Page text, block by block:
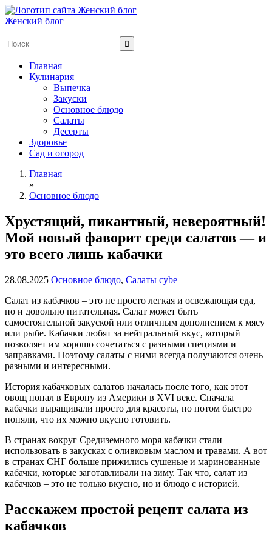
Женский блог
Главная
Кулинария
Выпечка
Закуски
Основное блюдо
Салаты
Десерты
Здоровье
Сад и огород
Главная
»
Основное блюдо
Хрустящий, пикантный, невероятный!
Мой новый фаворит среди салатов — и
это всего лишь кабачки
28.08.2025 Основное блюдо, Салаты cybe
Салат из кабачков – это не просто легкая и освежающая еда,
но и довольно питательная. Салат может быть
самостоятельной закуской или отличным дополнением к мясу
или рыбе. Кабачки любят за нейтральный вкус, который
позволяет им хорошо сочетаться с разными специями и
заправками. Поэтому салаты с ними всегда получаются очень
разными и интересными.
История кабачковых салатов началась после того, как этот
овощ попал в Европу из Америки в XVI веке. Сначала
кабачки выращивали просто для красоты, но потом быстро
поняли, что их можно вкусно готовить.
В странах вокруг Средиземного моря кабачки стали
использовать в закусках с оливковым маслом и травами. А вот
в странах СНГ больше прижились сушеные и маринованные
кабачки, которые заготавливали на зиму. Так что, салат из
кабачков – это не только вкусно, но и блюдо с историей.
Расскажем простой рецепт салата из
кабачков